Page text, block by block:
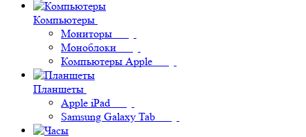
Компьютеры
Мониторы
Моноблоки
Компьютеры Apple
Планшеты
Apple iPad
Samsung Galaxy Tab